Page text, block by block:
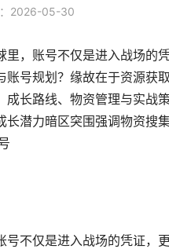
2026-05-30
里，账号不仅是进入战场的
账号规划？缘故在于资源获
成长路线、物资管理与实战
长潜力暗区突围强调物资搜
不仅是进入战场的凭证，